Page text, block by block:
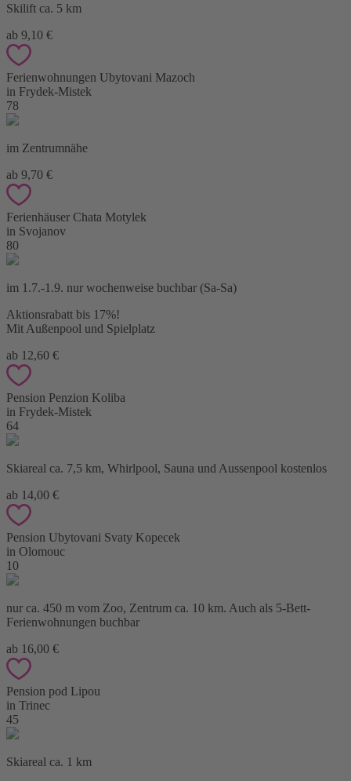
Skilift ca. 5 km
ab 9,10 €
Ferienwohnungen Ubytovani Mazoch
in Frydek-Mistek
78
im Zentrumnähe
ab 9,70 €
Ferienhäuser Chata Motylek
in Svojanov
80
im 1.7.-1.9. nur wochenweise buchbar (Sa-Sa)
Aktionsrabatt bis 17%!
Mit Außenpool und Spielplatz
ab 12,60 €
Pension Penzion Koliba
in Frydek-Mistek
64
Skiareal ca. 7,5 km, Whirlpool, Sauna und Aussenpool kostenlos
ab 14,00 €
Pension Ubytovani Svaty Kopecek
in Olomouc
10
nur ca. 450 m vom Zoo, Zentrum ca. 10 km. Auch als 5-Bett-
Ferienwohnungen buchbar
ab 16,00 €
Pension pod Lipou
in Trinec
45
Skiareal ca. 1 km